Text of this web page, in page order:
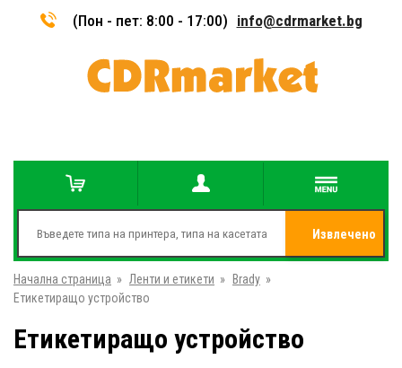
(Пон - пет: 8:00 - 17:00) info@cdrmarket.bg
Извлечено
Начална страница » Ленти и етикети » Brady »
Етикетиращо устройство
Етикетиращо устройство